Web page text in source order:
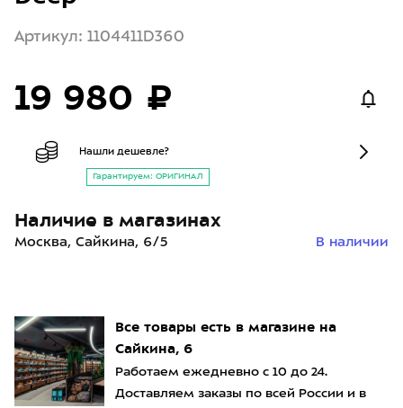
Все товары есть в магазине на
Сайкина, 6
Работаем ежедневно с 10 до 24.
Доставляем заказы по всей России и в
Артикул: 1104411D360
19 980 ₽
Нашли дешевле?
Гарантируем: ОРИГИНАЛ
Наличие в магазинах
Москва, Сайкина, 6/5 В наличии